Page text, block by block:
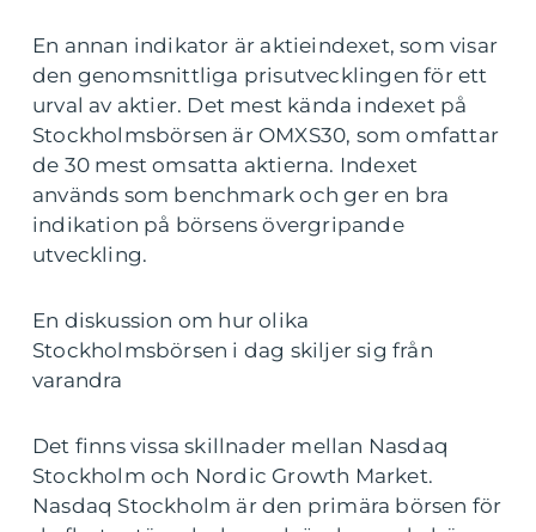
En annan indikator är aktieindexet, som visar
den genomsnittliga prisutvecklingen för ett
urval av aktier. Det mest kända indexet på
Stockholmsbörsen är OMXS30, som omfattar
de 30 mest omsatta aktierna. Indexet
används som benchmark och ger en bra
indikation på börsens övergripande
utveckling.
En diskussion om hur olika
Stockholmsbörsen i dag skiljer sig från
varandra
Det finns vissa skillnader mellan Nasdaq
Stockholm och Nordic Growth Market.
Nasdaq Stockholm är den primära börsen för